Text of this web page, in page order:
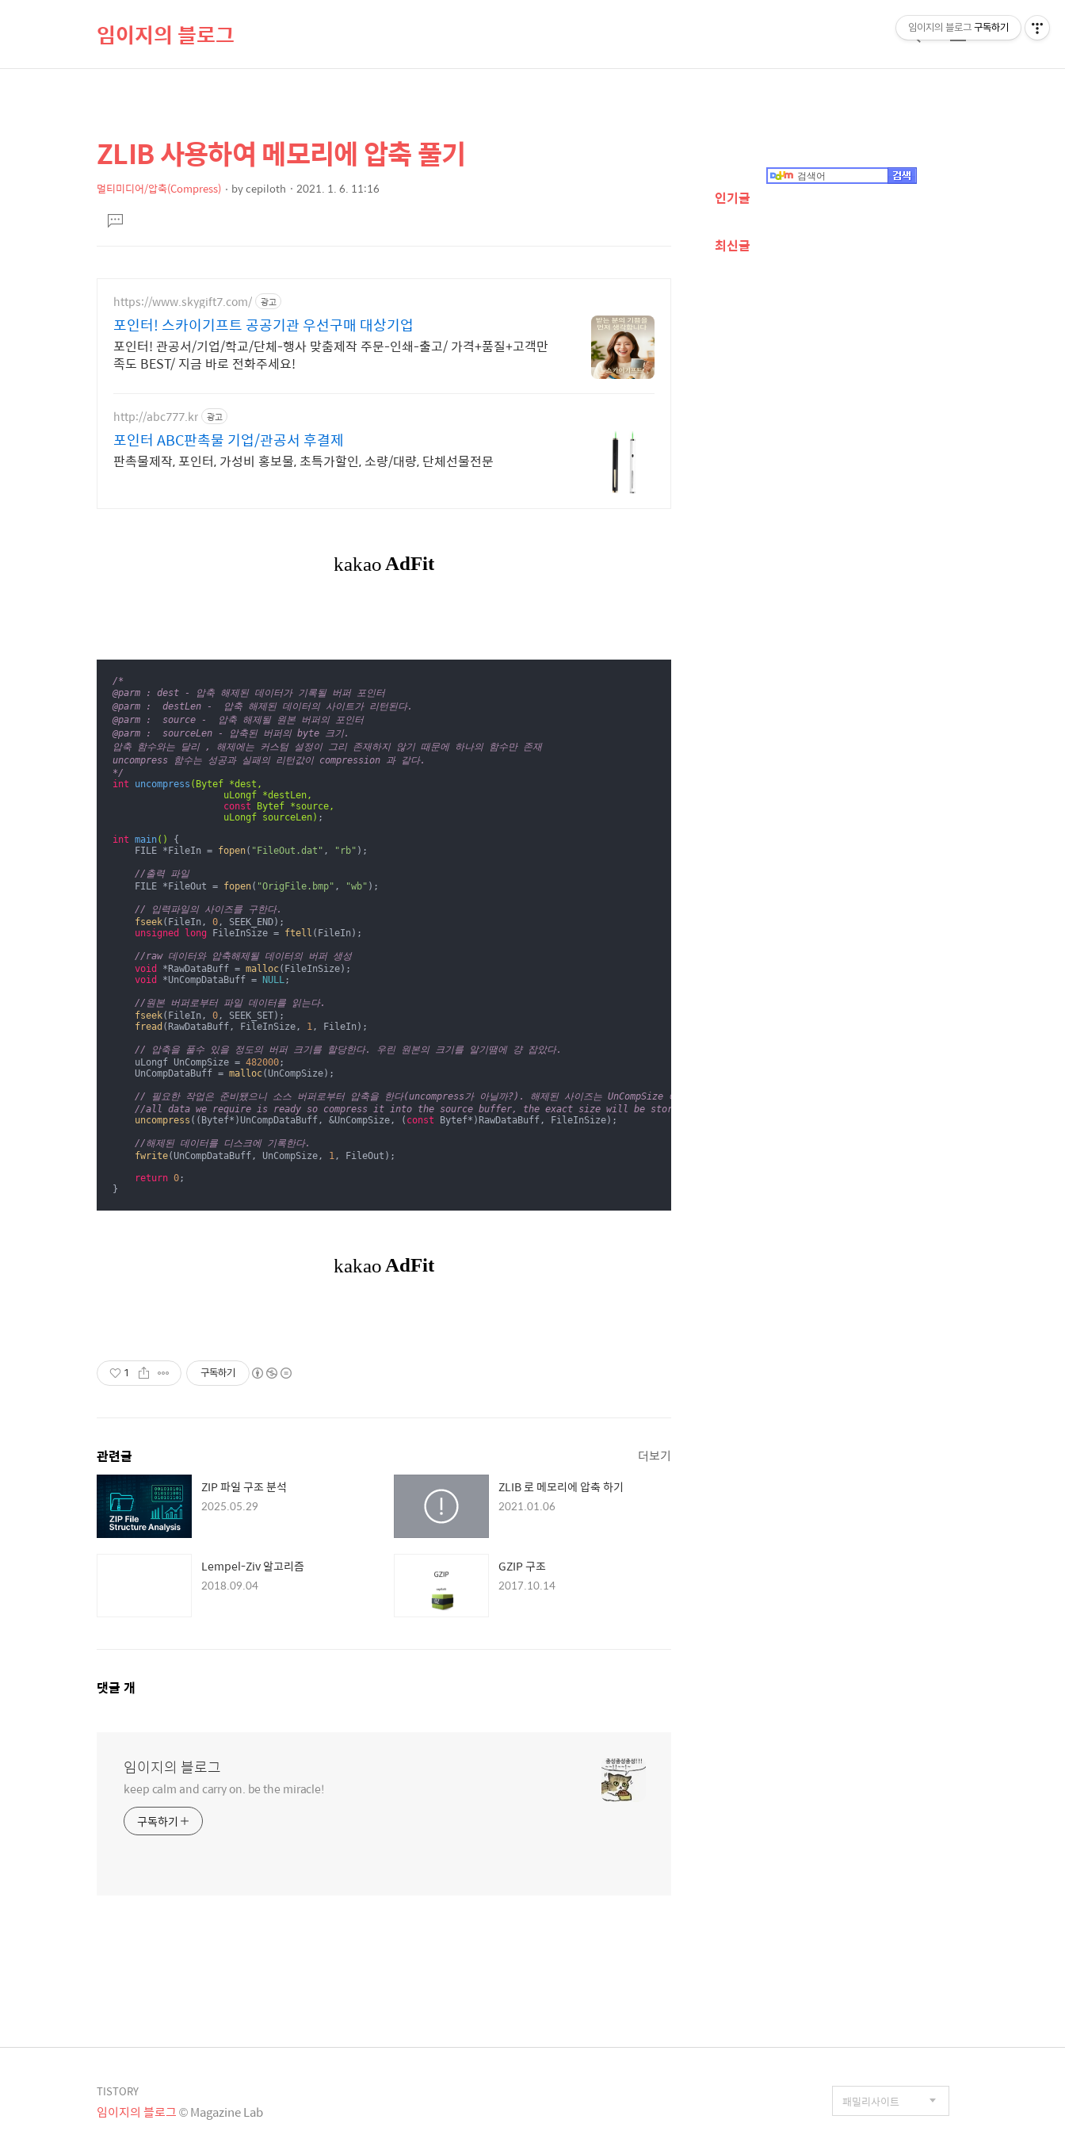
임이지의 블로그
검
메
상
세
컨
텐
본
문
제
ZLIB 사용하여 메모리에 압축 풀기
멀티미디어/압축(Compress) bycepiloth 2021. 1. 6. 11:16
문댓
글
https://www.skygift7.com/ 광고
포인터! 스카이기프트 공공기관 우선구매 대상기업
포인터! 관공서/기업/학교/단체-행사 맞춤제작 주문-인쇄-출고/ 가격+품질+고객만
족도 BEST/ 지금 바로 전화주세요!
http://abc777.kr 광고
포인터 ABC판촉물 기업/관공서 후결제
판촉물제작, 포인터, 가성비 홍보물, 초특가할인, 소량/대량, 단체선물전문
/*
@parm : dest - 압축 해제된 데이터가 기록될 버퍼 포인터
@parm :  destLen -  압축 해제된 데이터의 사이트가 리턴된다.
@parm :  source -  압축 해제될 원본 버퍼의 포인터
@parm :  sourceLen - 압축된 버퍼의 byte 크기.
압축 함수와는 달리 , 해제에는 커스텀 설정이 그리 존재하지 않기 때문에 하나의 함수만 존재
uncompress 함수는 성공과 실패의 리턴값이 compression 과 같다.
*/
int
uncompress (Bytef *dest,
                    uLongf *destLen,
const Bytef *source,
                    uLongf sourceLen)
;
int main()
{
    FILE *FileIn =
fopen( "FileOut.dat" , "rb" );
//출력 파일
    FILE *FileOut =
fopen( "OrigFile.bmp" , "wb" );
// 입력파일의 사이즈를 구한다.
fseek(FileIn, 0, SEEK_END);
unsigned
long FileInSize = ftell (FileIn);
//raw 데이터와 압축해제될 데이터의 버퍼 생성
void
*RawDataBuff = malloc(FileInSize);
void
*UnCompDataBuff = NULL;
//원본 버퍼로부터 파일 데이터를 읽는다.
fseek(FileIn, 0, SEEK_SET);
fread (RawDataBuff, FileInSize, 1, FileIn);
// 압축을 풀수 있을 정도의 버퍼 크기를 할당한다. 우린 원본의 크기를 알기땜에 걍 잡았다.
    uLongf UnCompSize =
482000;
    UnCompDataBuff =
malloc(UnCompSize);
// 필요한 작업은 준비됐으니 소스 버퍼로부터 압축을 한다(uncompress가 아닐까?). 해제된 사이즈는 UnCompSize 에 기록될 것이다. (이부분도 좀 이상)
//all data we require is ready so compress it into the source buffer, the exact size will be stored in UnCompSize
uncompress ((Bytef*)UnCompDataBuff, &UnCompSize, ( const Bytef*)RawDataBuff, FileInSize);
//해제된 데이터를 디스크에 기록한다.
fwrite(UnCompDataBuff, UnCompSize, 1, FileOut);
return 0;
}
1 구독하기
관련글 더보기
ZIP 파일 구조 분석
2025.05.29
ZLIB 로 메모리에 압축 하기
2021.01.06
Lempel-Ziv 알고리즘
2018.09.04
GZIP 구조
2017.10.14
댓
댓글 개
임이지의 블로그
keep calm and carry on. be the miracle!
구독하기
정
인기글
최신글
TISTORY
임이지의 블로그© Magazine Lab
임이지의 블로그 구독하기